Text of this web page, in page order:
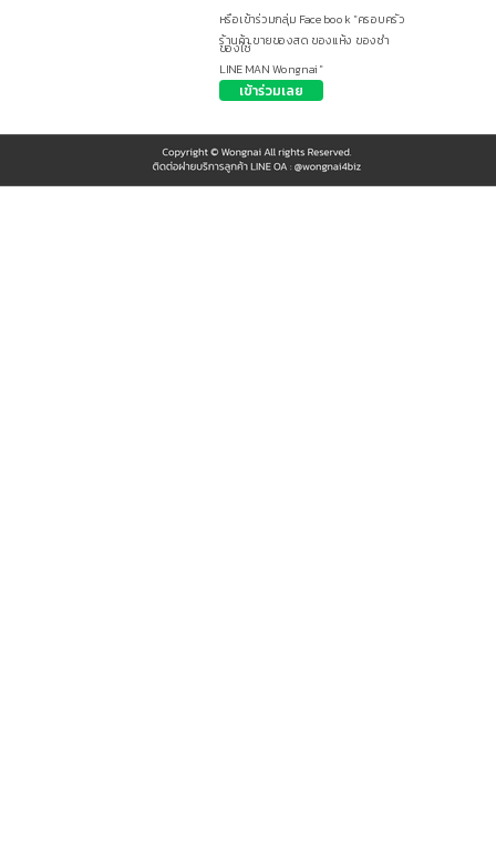
หรือเข้าร่วมกลุ่ม Facebook "ครอบครัว
ร้านค้า ขายของสด ของแห้ง ของชำ
ของใช้
LINE MAN Wongnai"
เข้าร่วมเลย